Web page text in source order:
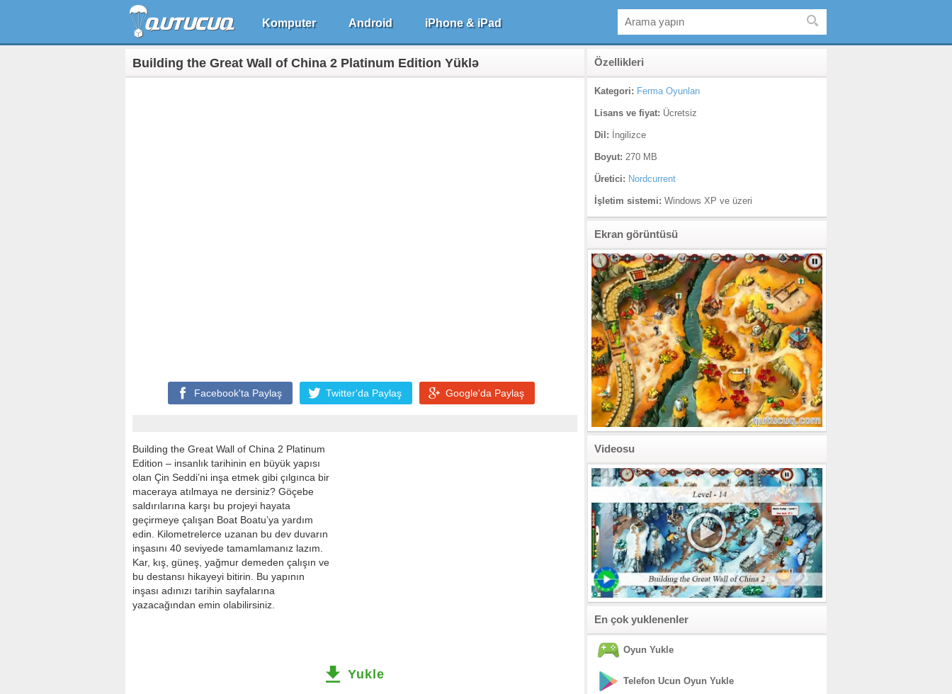
Komputer Android iPhone & iPad
Building the Great Wall of China 2 Platinum Edition Yüklə
Facebook'ta Paylaş Twitter'da Paylaş Google'da Paylaş
Building the Great Wall of China 2 Platinum
Edition – insanlık tarihinin en büyük yapısı
olan Çin Seddi’ni inşa etmek gibi çılgınca bir
maceraya atılmaya ne dersiniz? Göçebe
saldırılarına karşı bu projeyi hayata
geçirmeye çalışan Boat Boatu’ya yardım
edin. Kilometrelerce uzanan bu dev duvarın
inşasını 40 seviyede tamamlamanız lazım.
Kar, kış, güneş, yağmur demeden çalışın ve
bu destansı hikayeyi bitirin. Bu yapının
inşası adınızı tarihin sayfalarına
yazacağından emin olabilirsiniz.
Yukle
Özellikleri
Kategori: Ferma Oyunları
Lisans ve fiyat: Ücretsiz
Dil: İngilizce
Boyut: 270 MB
Üretici: Nordcurrent
İşletim sistemi: Windows XP ve üzeri
Ekran görüntüsü
Videosu
En çok yuklenenler
Oyun Yukle
Telefon Ucun Oyun Yukle